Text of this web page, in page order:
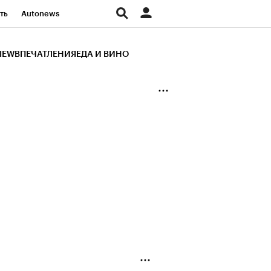
Autonews
ВПЕЧАТЛЕНИЯ ЕДА И ВИНО